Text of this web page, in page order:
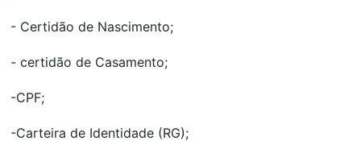
- Certidão de Nascimento;
- certidão de Casamento;
-CPF;
-Carteira de Identidade (RG);